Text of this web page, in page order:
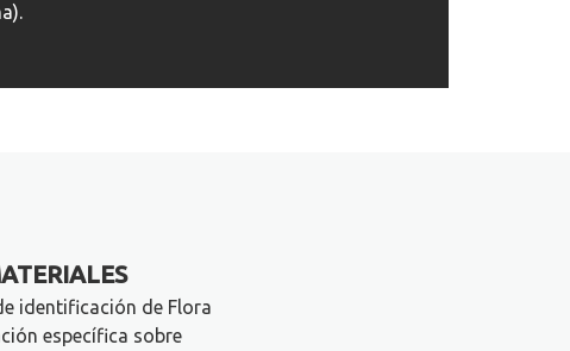
identificación de Flora
específica sobre